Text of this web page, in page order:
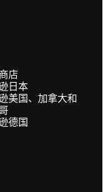
店
日本
美国、加拿大和
德国